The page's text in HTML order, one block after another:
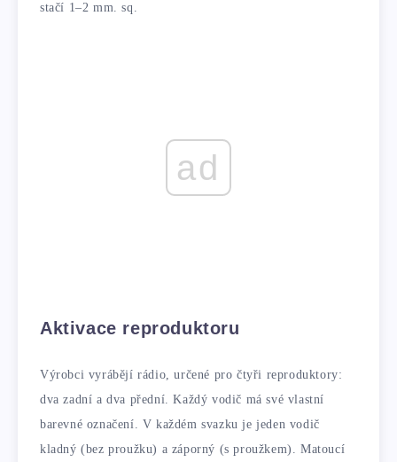
stačí 1–2 mm. sq.
ad
Aktivace reproduktoru
Výrobci vyrábějí rádio, určené pro čtyři reproduktory:
dva zadní a dva přední. Každý vodič má své vlastní
barevné označení. V každém svazku je jeden vodič
kladný (bez proužku) a záporný (s proužkem). Matoucí